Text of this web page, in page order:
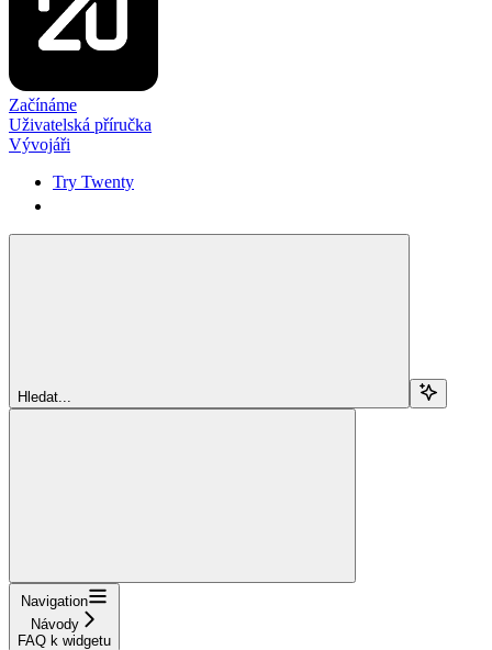
Začínáme
Uživatelská příručka
Vývojáři
Try Twenty
Hledat...
Navigation
Návody
FAQ k widgetu